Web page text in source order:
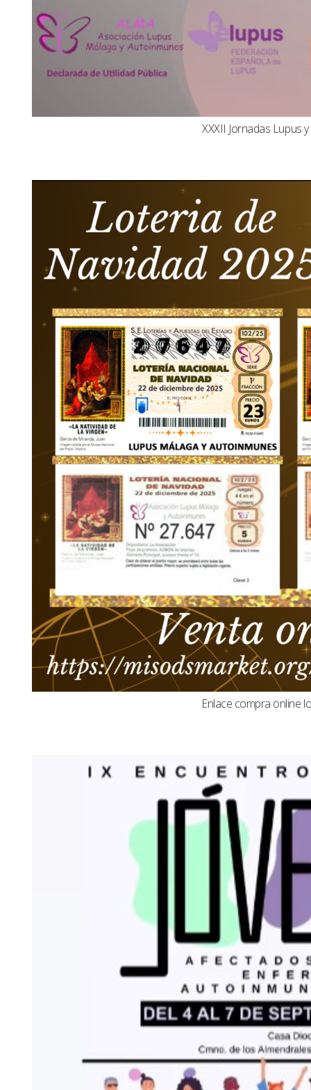
XXXII Jornadas Lupus
Enlace compra online